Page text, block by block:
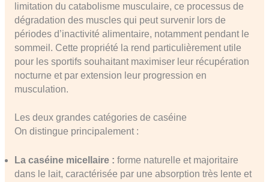
limitation du catabolisme musculaire, ce processus de
dégradation des muscles qui peut survenir lors de
périodes d’inactivité alimentaire, notamment pendant le
sommeil. Cette propriété la rend particulièrement utile
pour les sportifs souhaitant maximiser leur récupération
nocturne et par extension leur progression en
musculation.
Les deux grandes catégories de caséine
On distingue principalement :
La caséine micellaire : forme naturelle et majoritaire
dans le lait, caractérisée par une absorption très lente et